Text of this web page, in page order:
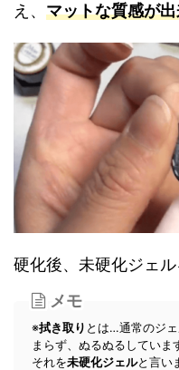
え、 マットな質感が
硬化後、未硬化ジェル
メモ
※拭き取り とは…通常のジ
まらず、ぬるぬるしていま
それを未硬化ジェルと言い